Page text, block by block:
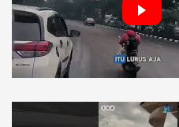
Nyari Unit Salvage?